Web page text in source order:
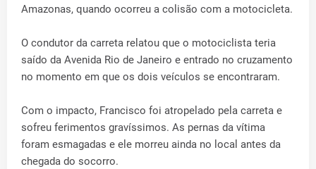
Amazonas, quando ocorreu a colisão com a motocicleta.
O condutor da carreta relatou que o motociclista teria
saído da Avenida Rio de Janeiro e entrado no cruzamento
no momento em que os dois veículos se encontraram.
Com o impacto, Francisco foi atropelado pela carreta e
sofreu ferimentos gravíssimos. As pernas da vítima
foram esmagadas e ele morreu ainda no local antes da
chegada do socorro.